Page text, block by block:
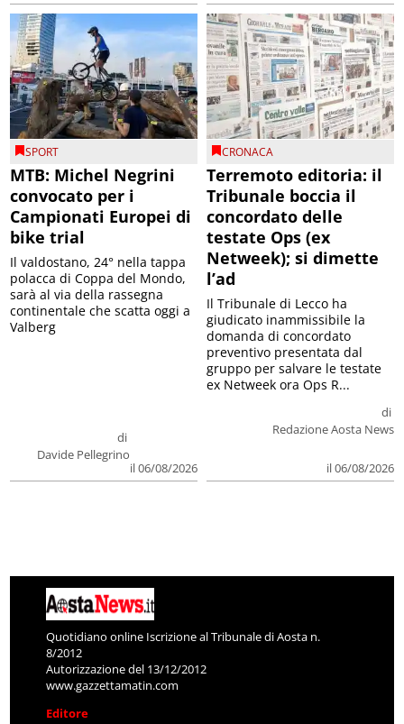
SPORT
MTB: Michel Negrini
convocato per i
Campionati Europei di
bike trial
di
Davide Pellegrino
il 06/08/2026
Il valdostano, 24° nella tappa
polacca di Coppa del Mondo,
sarà al via della rassegna
continentale che scatta oggi a
Valberg
CRONACA
Terremoto editoria: il
Tribunale boccia il
concordato delle
testate Ops (ex
Netweek); si dimette
l’ad
di
Redazione Aosta News
il 06/08/2026
Il Tribunale di Lecco ha
giudicato inammissibile la
domanda di concordato
preventivo presentata dal
gruppo per salvare le testate
ex Netweek ora Ops R...
Quotidiano online Iscrizione al Tribunale di Aosta n.
8/2012
Autorizzazione del 13/12/2012
www.gazzettamatin.com
Editore